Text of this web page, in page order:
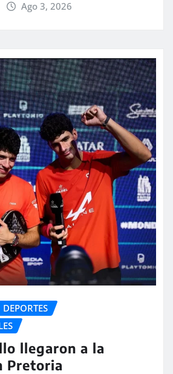
Ago 3, 2026
DEPORTES
llegaron a la
Pretoria